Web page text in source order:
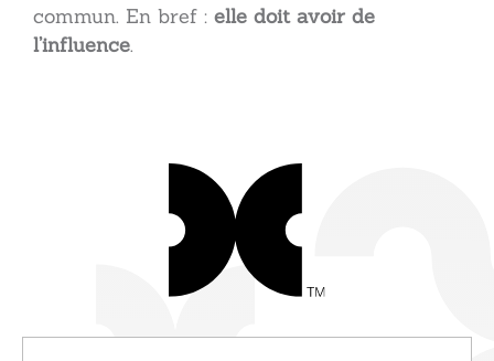
commun. En bref : elle doit avoir de
l’influence.